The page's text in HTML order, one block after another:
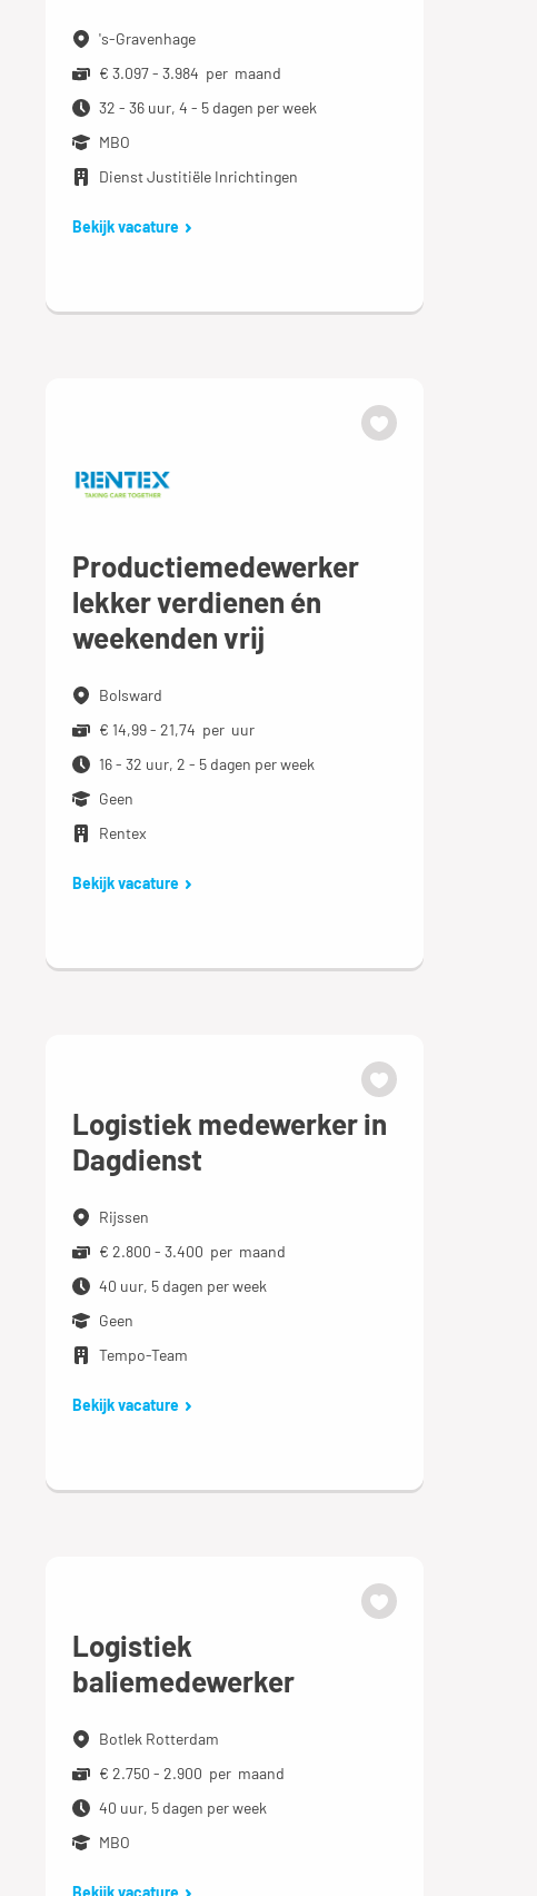
's-Gravenhage
€ 3.097 - 3.984 per maand
32 - 36 uur, 4 - 5 dagen per week
MBO
Dienst Justitiële Inrichtingen
Bekijk vacature
Productiemedewerker
lekker verdienen én
weekenden vrij
Bolsward
€ 14,99 - 21,74 per uur
16 - 32 uur, 2 - 5 dagen per week
Geen
Rentex
Bekijk vacature
Logistiek medewerker in
Dagdienst
Rijssen
€ 2.800 - 3.400 per maand
40 uur, 5 dagen per week
Geen
Tempo-Team
Bekijk vacature
Logistiek
baliemedewerker
Botlek Rotterdam
€ 2.750 - 2.900 per maand
40 uur, 5 dagen per week
MBO
Bekijk vacature